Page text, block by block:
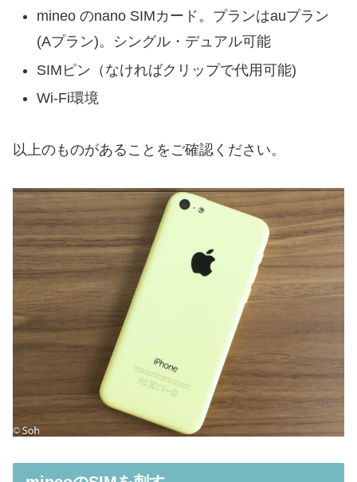
mineo のnano SIMカード。プランはauプラン
(Aプラン)。シングル・デュアル可能
SIMピン（なければクリップで代用可能)
Wi-Fi環境
以上のものがあることをご確認ください。